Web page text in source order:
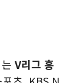
V리그 흥